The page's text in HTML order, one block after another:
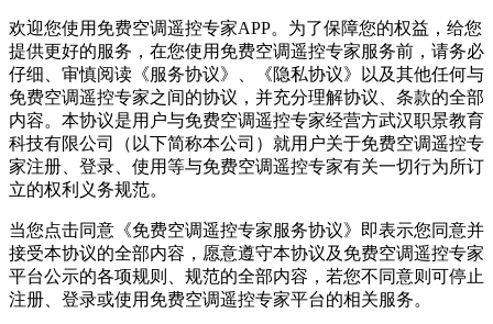
欢迎您使用免费空调遥控专家APP。为了保障您的权益，给您
提供更好的服务，在您使用免费空调遥控专家服务前，请务必
仔细、审慎阅读《服务协议》、《隐私协议》以及其他任何与
免费空调遥控专家之间的协议，并充分理解协议、条款的全部
内容。本协议是用户与免费空调遥控专家经营方武汉职景教育
科技有限公司（以下简称本公司）就用户关于免费空调遥控专
家注册、登录、使用等与免费空调遥控专家有关一切行为所订
立的权利义务规范。
当您点击同意《免费空调遥控专家服务协议》即表示您同意并
接受本协议的全部内容，愿意遵守本协议及免费空调遥控专家
平台公示的各项规则、规范的全部内容，若您不同意则可停止
注册、登录或使用免费空调遥控专家平台的相关服务。